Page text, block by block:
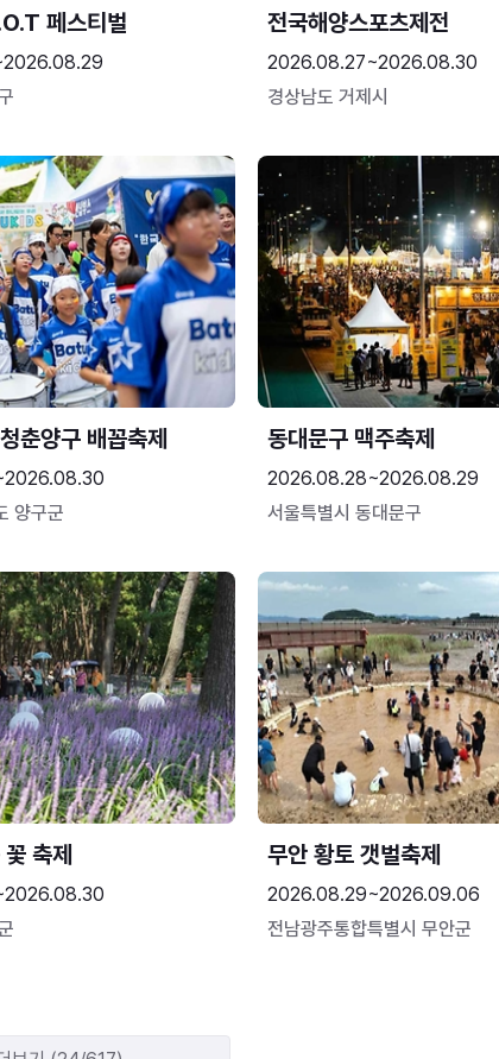
페스티벌 전국해양스포츠제전
2026.08.27~2026.08.30
경상남도 거제시
춘양구 배꼽축제
양구군
동대문구 맥주축제
2026.08.28~2026.08.29
서울특별시 동대문구
축제 무안 황토 갯벌축제
2026.08.29~2026.09.06
전남광주통합특별시 무안군